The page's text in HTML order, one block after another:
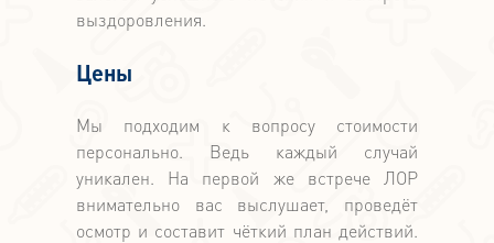
выздоровления.
Цены
Мы подходим к вопросу стоимости
персонально. Ведь каждый случай
уникален. На первой же встрече ЛОР
внимательно вас выслушает, проведёт
осмотр и составит чёткий план действий.